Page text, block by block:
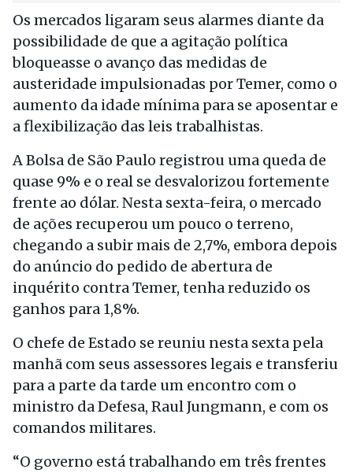
Os mercados ligaram seus alarmes diante da
possibilidade de que a agitação política
bloqueasse o avanço das medidas de
austeridade impulsionadas por Temer, como o
aumento da idade mínima para se aposentar e
a flexibilização das leis trabalhistas.
A Bolsa de São Paulo registrou uma queda de
quase 9% e o real se desvalorizou fortemente
frente ao dólar. Nesta sexta-feira, o mercado
de ações recuperou um pouco o terreno,
chegando a subir mais de 2,7%, embora depois
do anúncio do pedido de abertura de
inquérito contra Temer, tenha reduzido os
ganhos para 1,8%.
O chefe de Estado se reuniu nesta sexta pela
manhã com seus assessores legais e transferiu
para a parte da tarde um encontro com o
ministro da Defesa, Raul Jungmann, e com os
comandos militares.
“O governo está trabalhando em três frentes